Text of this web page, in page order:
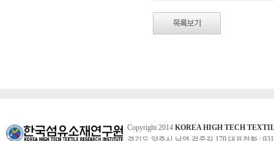
Copyright 2014 KOREA HIGH TECH
경기도 양주시 남면 검준길 170 대표전화 :